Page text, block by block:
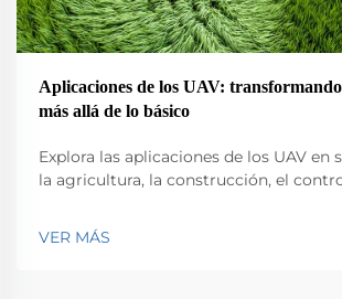
Aplicaciones de los UAV:
más allá de lo básico
Explora las aplicaciones de los UAV en
la agricultura, la construcción, el
Descubre su impacto en la eficiencia y
VER MÁS